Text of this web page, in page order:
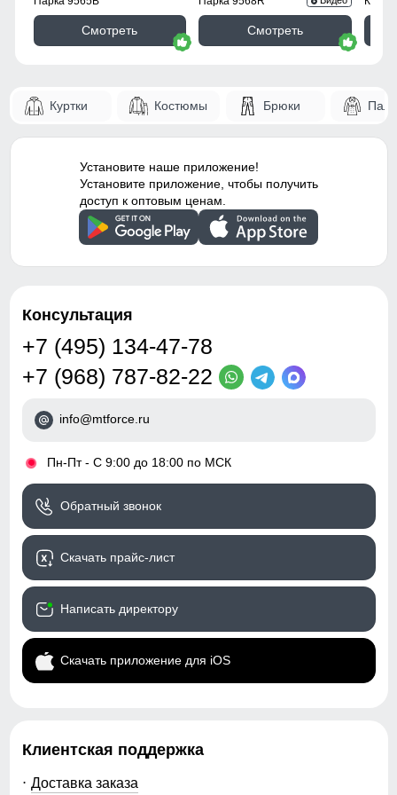
Фиксаторы отсутствуют
Декоративные элементы
молнии, декоративная
стёжка
Особенности модели
водоотталкивающий
материал -
гипоаллергенный
материал - дышащий
материал
Дизайн и стиль
Стиль
городской, повседневный,
спортивный
Коллекция
Назначение
город, прогулки, активный
Упаковка и размеры
Цвета
серый, хаки
Габариты (ДхШхВ)
Вес 0.51 кг
⚠️ ВНИМАНИЕ! МОДЕЛЬ МАЛОМЕРИТ —
РЕКОМЕНДУЕМ ВЫБИРАТЬ НА 1 РАЗМЕР БОЛЬШЕ.
(Например: размер 48 подходит на 44–46)
Смотреть Смотреть
Куртки Костюмы Брюки
Установите наше приложение!
Установите приложение, чтобы получить
доступ к оптовым ценам.
Консультация
+7 (495) 134-47-78
+7 (968) 787-82-22
info@mtforce.ru
• Пн-Пт - С 9:00 до 18:00 по МСК
Обратный звонок
Скачать прайс-лист
Написать директору
Скачать приложение для iOS
Клиентская поддержка
Доставка заказа